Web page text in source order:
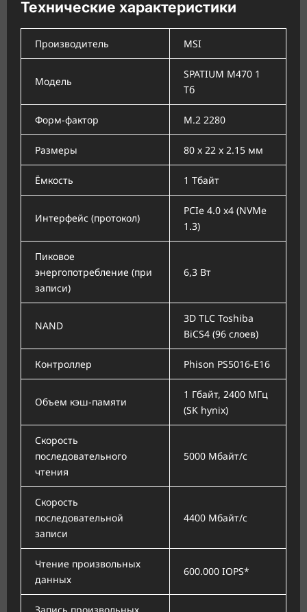
Технические характеристики
Производитель MSI
Модель
SPATIUM M470 1
Тб
Форм-фактор M.2 2280
Размеры 80 x 22 x 2.15 мм
Ёмкость 1 Тбайт
Интерфейс (протокол)
PCIe 4.0 x4 (NVMe
1.3)
Пиковое
энергопотребление (при
записи)
6,3 Вт
NAND
3D TLC Toshiba
BiCS4 (96 слоев)
Контроллер Phison PS5016-E16
Объем кэш-памяти
1 Гбайт, 2400 МГц
(SK hynix)
Скорость
последовательного
чтения
5000 Мбайт/с
Скорость
последовательной
записи
4400 Мбайт/с
Чтение произвольных
данных
600.000 IOPS*